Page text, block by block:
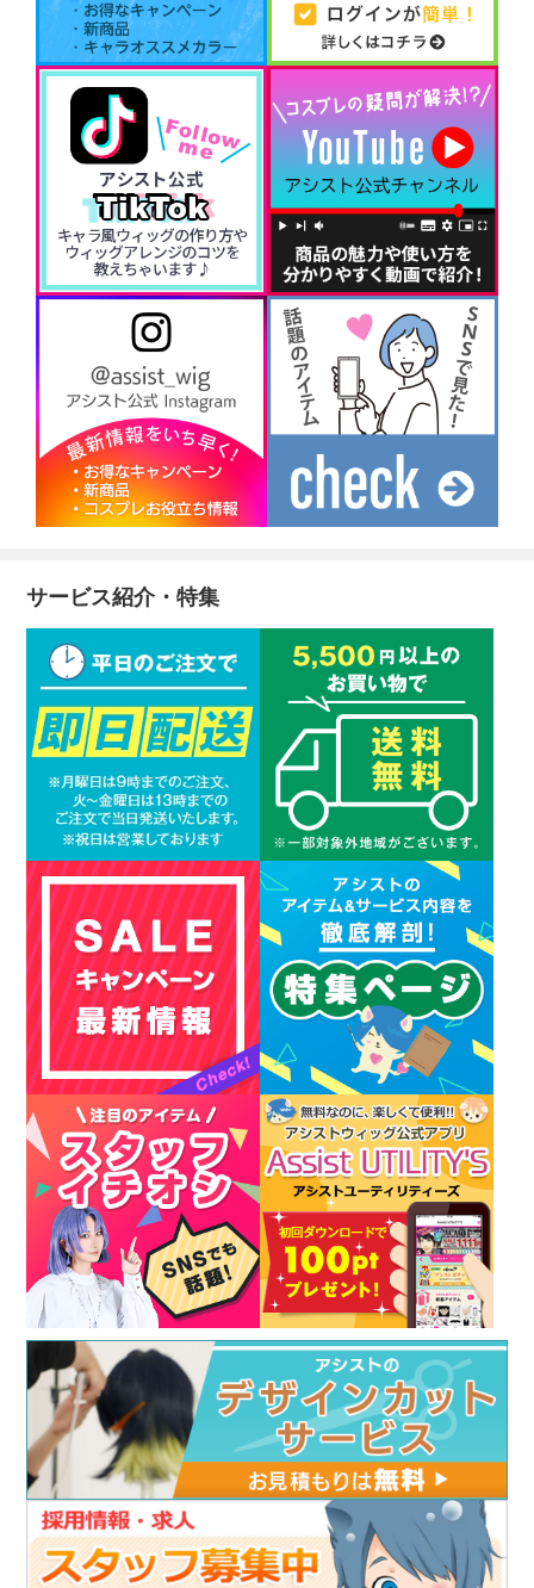
サービス紹介・特集